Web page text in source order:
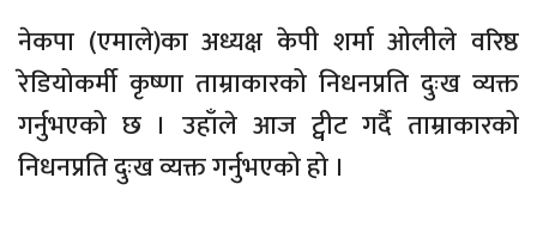
नेकपा (एमाले)का अध्यक्ष केपी शर्मा ओलीले वरिष्ठ
रेडियोकर्मी कृष्णा ताम्राकारको निधनप्रति दुःख व्यक्त
गर्नुभएको छ । उहाँले आज ट्वीट गर्दै ताम्राकारको
निधनप्रति दुःख व्यक्त गर्नुभएको हो ।